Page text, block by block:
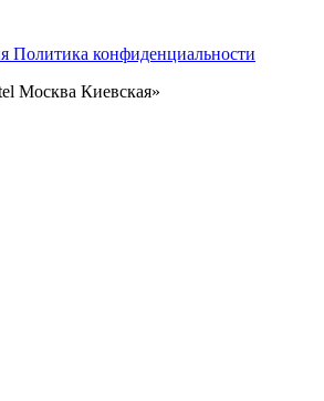
Политика конфиденциальности
Москва Киевская»